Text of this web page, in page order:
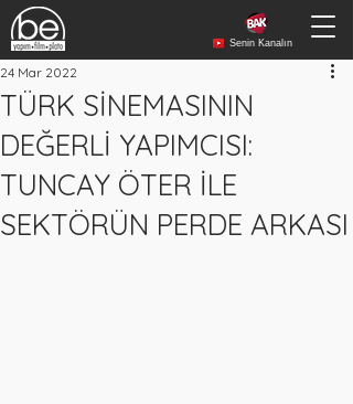
Senin Kanalın
TÜRK SİNEMASININ
DEĞERLİ YAPIMCISI:
TUNCAY ÖTER İLE
SEKTÖRÜN PERDE ARKASI
24 Mar 2022